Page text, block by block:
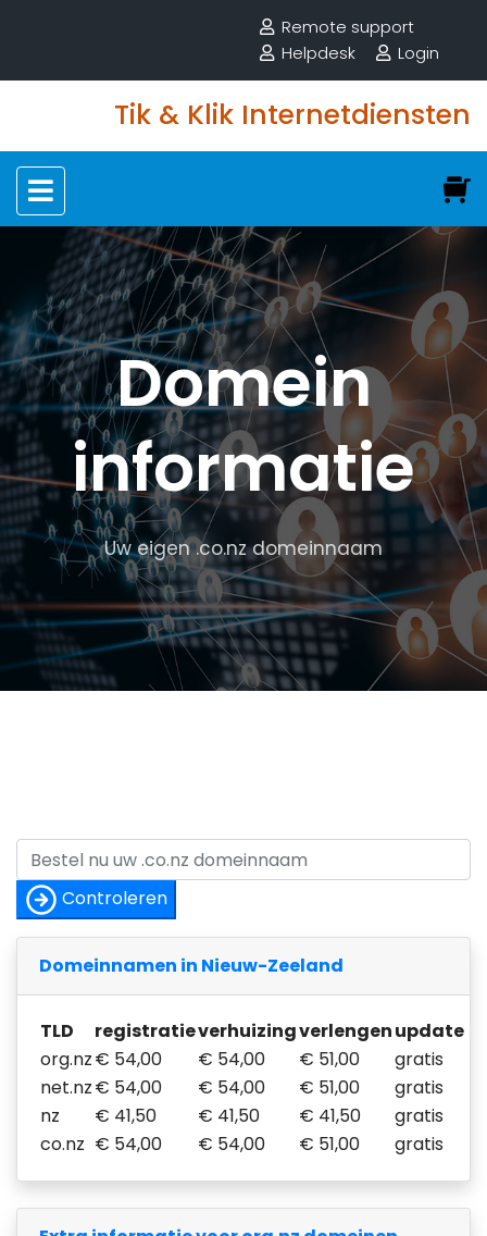
Remote support
Helpdesk
Login
Tik & Klik Internetdiensten
Domein
informatie
Uw eigen .co.nz domeinnaam
Controleren
Domeinnamen in Nieuw-Zeeland
TLD registratieverhuizingverlengenupdate
org.nz€ 54,00 € 54,00 € 51,00
gratis
net.nz€ 54,00 € 54,00 € 51,00
gratis
nz
€ 41,50 € 41,50 € 41,50
gratis
co.nz € 54,00 € 54,00 € 51,00 gratis